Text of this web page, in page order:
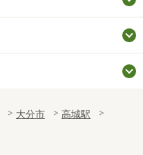
大分市
高城駅